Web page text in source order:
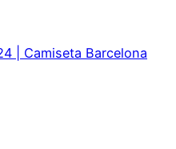
| Camiseta Barcelona